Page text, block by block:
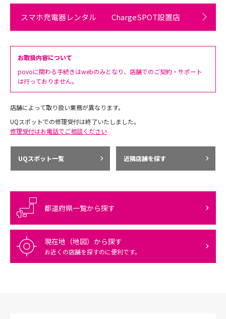
スマホ充電器レンタル ChargeSPOT設置店
お取扱内容について
povoに関わる手続きはwebのみとなり、店舗でのご契約・サポート
は行っておりません。
店舗によって取り扱い業務が異なります。
UQスポットでの修理受付は終了いたしました。
修理受付はお電話でご相談ください
UQスポット一覧 近隣店舗を探す
都道府県一覧から探す
現在地（地図）から探す
お近くの店舗を探すのに便利です。